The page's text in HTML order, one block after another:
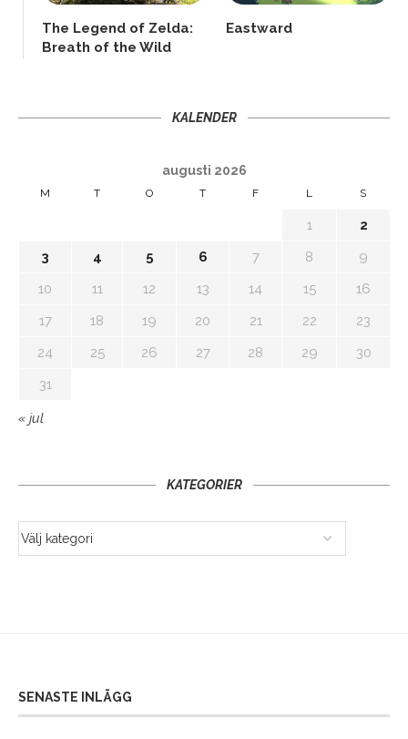
The Legend of Zelda:
Breath of the Wild
Eastward
KALENDER
augusti 2026
M T O T F L S
1
2
3
4 5 6 7 8
9
10
11 12 13 14 15
16
17
18 19 20 21 22
23
24
25 26 27 28 29
30
31
« jul
KATEGORIER
SENASTE INLÄGG